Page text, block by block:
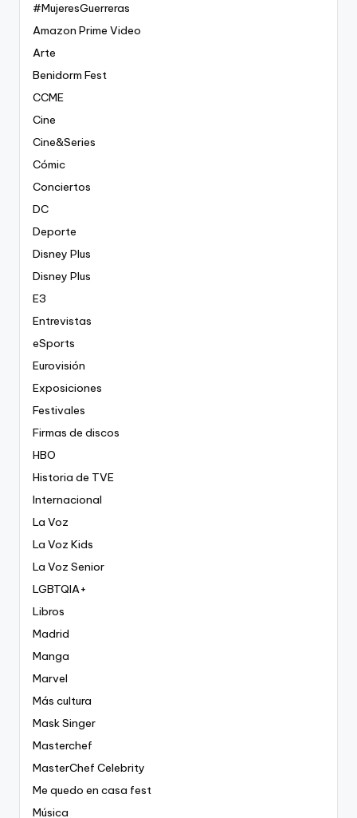
#MujeresGuerreras
Amazon Prime Video
Arte
Benidorm Fest
CCME
Cine
Cine&Series
Cómic
Conciertos
DC
Deporte
Disney Plus
Disney Plus
E3
Entrevistas
eSports
Eurovisión
Exposiciones
Festivales
Firmas de discos
HBO
Historia de TVE
Internacional
La Voz
La Voz Kids
La Voz Senior
LGBTQIA+
Libros
Madrid
Manga
Marvel
Más cultura
Mask Singer
Masterchef
MasterChef Celebrity
Me quedo en casa fest
Música